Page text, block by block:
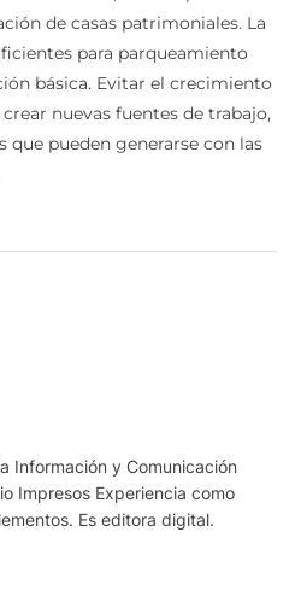
de casas patrimoniales. La
para parqueamiento
básica. Evitar el crecimiento
nuevas fuentes de trabajo,
que pueden generarse con las
Información y Comunicación
Impresos Experiencia como
Es editora digital.